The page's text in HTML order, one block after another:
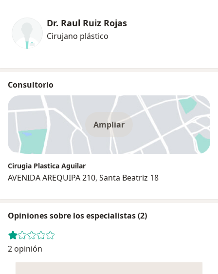
Dr. Raul Ruiz Rojas
Cirujano plástico
Consultorio
Ampliar
Cirugia Plastica Aguilar
AVENIDA AREQUIPA 210, Santa Beatriz 18
Opiniones sobre los especialistas (2)
2 opinión